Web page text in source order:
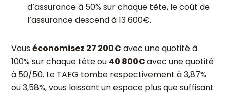
d’assurance à 50% sur chaque tête, le coût de
l’assurance descend à 13 600€.
Vouséconomisez 27 200€ avec une quotité à
100% sur chaque tête ou 40 800€avec une quotité
à 50/50. Le TAEG tombe respectivement à 3,87%
ou 3,58%, vous laissant un espace plus que suffisant